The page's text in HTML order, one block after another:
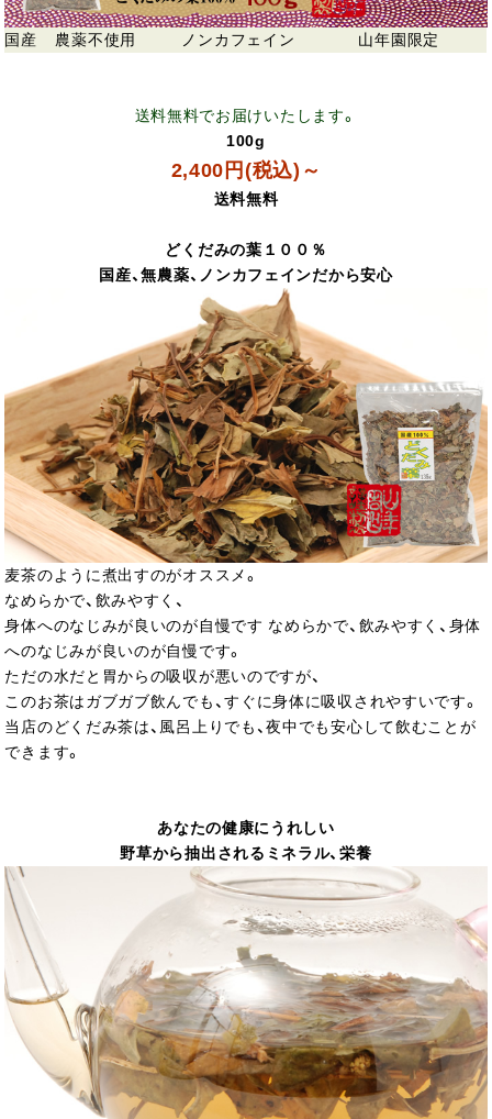
国産 農薬不使用 ノンカフェイン 山年園限定
送料無料でお届けいたします。
100g
2,400円(税込)～
送料無料
どくだみの葉１００％
国産、無農薬、ノンカフェインだから安心
麦茶のように煮出すのがオススメ。
なめらかで、飲みやすく、
身体へのなじみが良いのが自慢です なめらかで、飲みやすく、身体
へのなじみが良いのが自慢です。
ただの水だと胃からの吸収が悪いのですが、
このお茶はガブガブ飲んでも、すぐに身体に吸収されやすいです。
当店のどくだみ茶は、風呂上りでも、夜中でも安心して飲むことが
できます。
あなたの健康にうれしい
野草から抽出されるミネラル、栄養